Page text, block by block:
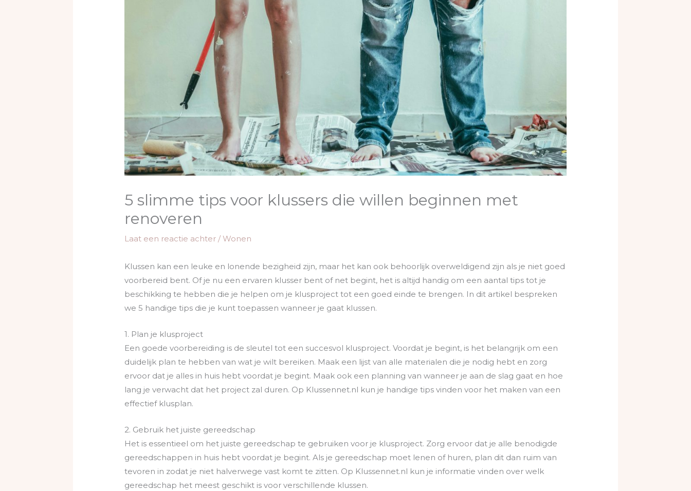
5 slimme tips voor klussers die willen beginnen met
renoveren
Laat een reactie achter /Wonen
Klussen kan een leuke en lonende bezigheid zijn, maar het kan ook behoorlijk overweldigend zijn als je niet goed
voorbereid bent. Of je nu een ervaren klusser bent of net begint, het is altijd handig om een aantal tips tot je
beschikking te hebben die je helpen om je klusproject tot een goed einde te brengen. In dit artikel bespreken
we 5 handige tips die je kunt toepassen wanneer je gaat klussen.
1. Plan je klusproject
Een goede voorbereiding is de sleutel tot een succesvol klusproject. Voordat je begint, is het belangrijk om een
duidelijk plan te hebben van wat je wilt bereiken. Maak een lijst van alle materialen die je nodig hebt en zorg
ervoor dat je alles in huis hebt voordat je begint. Maak ook een planning van wanneer je aan de slag gaat en hoe
lang je verwacht dat het project zal duren. Op Klussennet.nl kun je handige tips vinden voor het maken van een
effectief klusplan.
2. Gebruik het juiste gereedschap
Het is essentieel om het juiste gereedschap te gebruiken voor je klusproject. Zorg ervoor dat je alle benodigde
gereedschappen in huis hebt voordat je begint. Als je gereedschap moet lenen of huren, plan dit dan ruim van
tevoren in zodat je niet halverwege vast komt te zitten. Op Klussennet.nl kun je informatie vinden over welk
gereedschap het meest geschikt is voor verschillende klussen.